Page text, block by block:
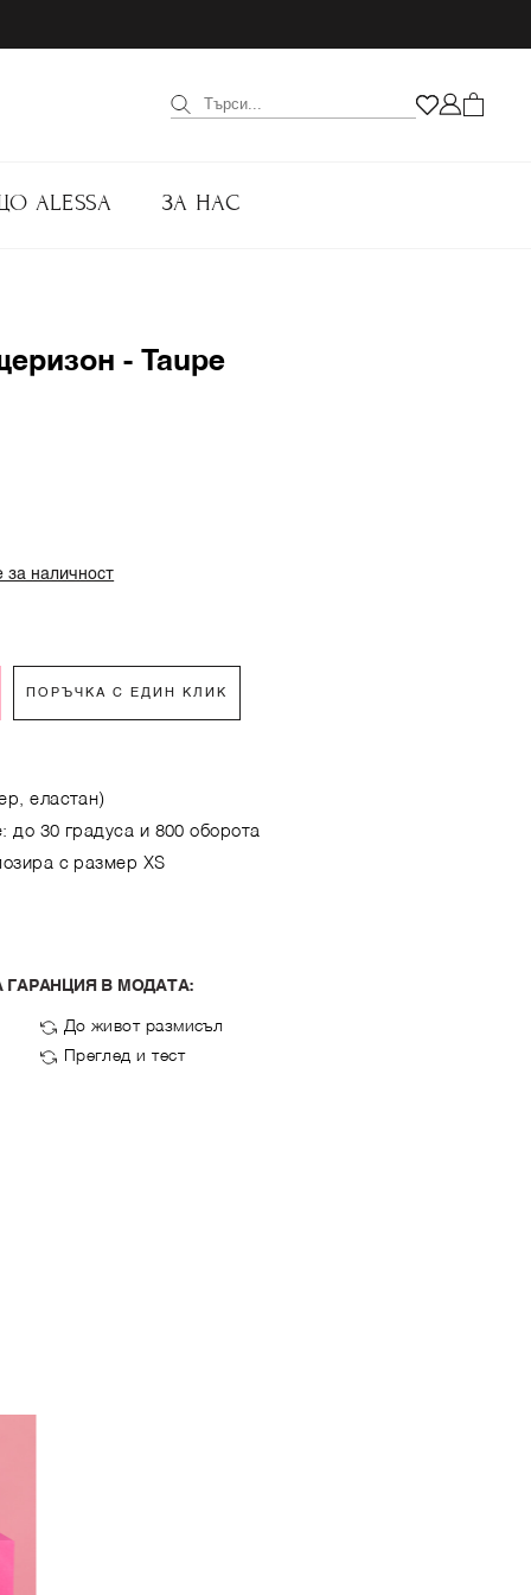
ALESSA ЗА НАС
- Taupe
за наличност
ПОРЪЧКА С ЕДИН КЛИК
еластан)
до 30 градуса и 800 оборота
с размер XS
ГАРАНЦИЯ В МОДАТА:
До живот размисъл
Преглед и тест